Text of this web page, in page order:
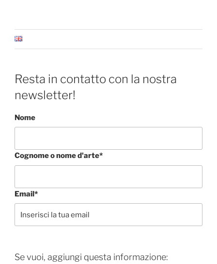
Resta in contatto con la nostra
newsletter!
Nome
Cognome o nome d'arte*
Email*
Se vuoi, aggiungi questa informazione: